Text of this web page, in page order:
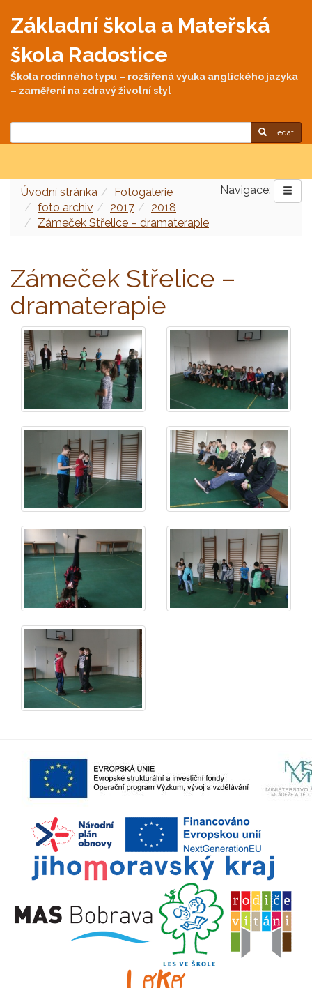
Základní škola a Mateřská
škola Radostice
Škola rodinného typu – rozšířená výuka anglického jazyka
– zaměření na zdravý životní styl
Hledat
Navigace:
Úvodní stránka
Fotogalerie
foto archiv
2017
2018
Zámeček Střelice – dramaterapie
Zámeček Střelice –
dramaterapie